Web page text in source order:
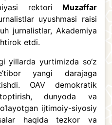
rektori Muzaffar
uyushmasi raisi
jurnalistlar, Akademiya
etdi.
yillarda yurtimizda so‘z
yangi darajaga
OAV demokratik
dunyoda va
ijtimoiy-siyosiy
haqida tezkor va